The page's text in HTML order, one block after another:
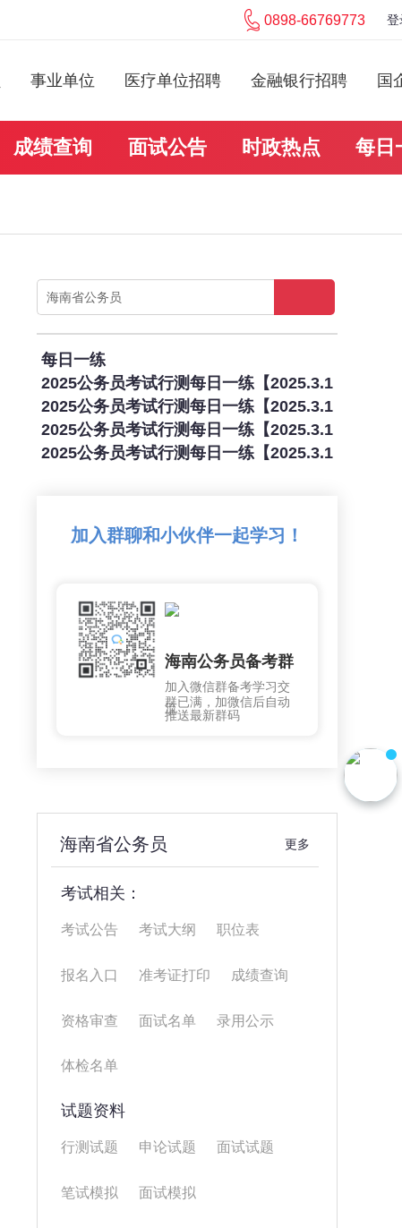
0898-66769773 登
事业单位 医疗单位招聘 金融银行招聘 国
成绩查询 面试公告 时政热点 每日
每日一练
2025公务员考试行测每日一练【2025.3.1
2025公务员考试行测每日一练【2025.3.1
2025公务员考试行测每日一练【2025.3.1
2025公务员考试行测每日一练【2025.3.1
加入群聊和小伙伴一起学习！
海南公务员备考群
加入微信群备考学习交
流
群已满，加微信后自动
推送最新群码
海南省公务员 更多
考试相关：
考试公告 考试大纲 职位表
报名入口 准考证打印 成绩查询
资格审查 面试名单 录用公示
体检名单
试题资料
行测试题 申论试题 面试试题
笔试模拟 面试模拟